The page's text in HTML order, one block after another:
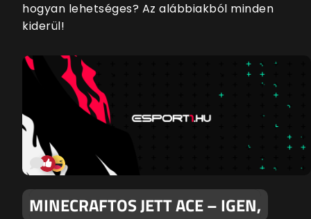
hogyan lehetséges? Az alábbiakból minden
kiderül!
MINECRAFTOS JETT ACE – IGEN,